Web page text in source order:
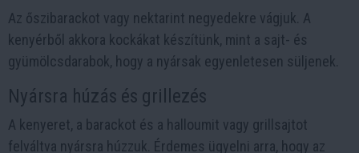
Az őszibarackot vagy nektarint negyedekre vágjuk. A
kenyérből akkora kockákat készítünk, mint a sajt- és
gyümölcsdarabok, hogy a nyársak egyenletesen süljenek.
Nyársra húzás és grillezés
A kenyeret, a barackot és a halloumit vagy grillsajtot
felváltva nyársra húzzuk. Érdemes ügyelni arra, hogy az